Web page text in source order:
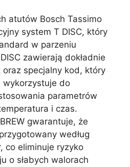
atutów Bosch Tassimo
system T DISC, który
w parzeniu
zawierają dokładnie
oraz specjalny kod, który
wykorzystuje do
parametrów
i czas.
gwarantuje, że
według
co eliminuje ryzyko
o słabych walorach